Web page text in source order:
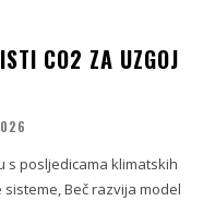
CO2 ZA UZGOJ
s posljedicama klimatskih
Beč razvija model